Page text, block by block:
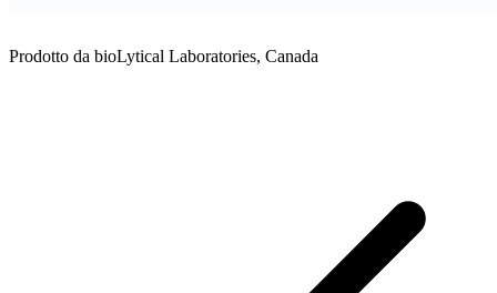
Prodotto da bioLytical Laboratories, Canada